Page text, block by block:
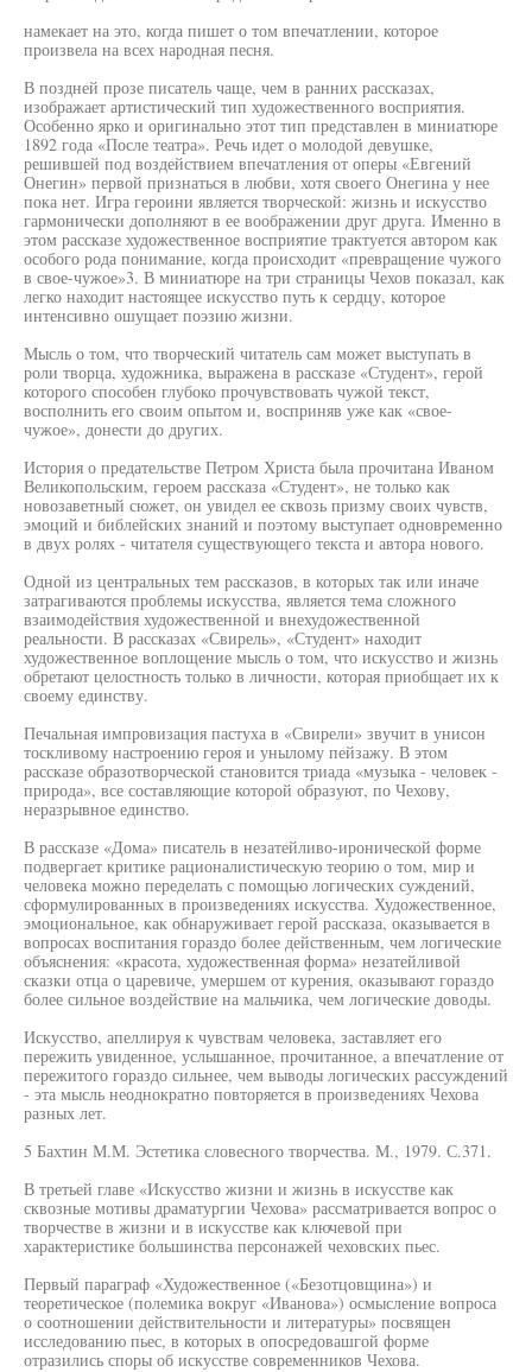
намекает на это, когда пишет о том впечатлении, которое
произвела на всех народная песня.
В поздней прозе писатель чаще, чем в ранних рассказах,
изображает артистический тип художественного восприятия.
Особенно ярко и оригинально этот тип представлен в миниатюре
1892 года «После театра». Речь идет о молодой девушке,
решившей под воздействием впечатления от оперы «Евгений
Онегин» первой признаться в любви, хотя своего Онегина у нее
пока нет. Игра героини является творческой: жизнь и искусство
гармонически дополняют в ее воображении друг друга. Именно в
этом рассказе художественное восприятие трактуется автором как
особого рода понимание, когда происходит «превращение чужого
в свое-чужое»3. В миниатюре на три страницы Чехов показал, как
легко находит настоящее искусство путь к сердцу, которое
интенсивно ошущает поэзию жизни.
Мысль о том, что творческий читатель сам может выступать в
роли творца, художника, выражена в рассказе «Студент», герой
которого способен глубоко прочувствовать чужой текст,
восполнить его своим опытом и, восприняв уже как «свое-
чужое», донести до других.
История о предательстве Петром Христа была прочитана Иваном
Великопольским, героем рассказа «Студент», не только как
новозаветный сюжет, он увидел ее сквозь призму своих чувств,
эмоций и библейских знаний и поэтому выступает одновременно
в двух ролях - читателя существующего текста и автора нового.
Одной из центральных тем рассказов, в которых так или иначе
затрагиваются проблемы искусства, является тема сложного
взаимодействия художественной и внехудожественной
реальности. В рассказах «Свирель», «Студент» находит
художественное воплощение мысль о том, что искусство и жизнь
обретают целостность только в личности, которая приобщает их к
своему единству.
Печальная импровизация пастуха в «Свирели» звучит в унисон
тоскливому настроению героя и унылому пейзажу. В этом
рассказе образотворческой становится триада «музыка - человек -
природа», все составляющие которой образуют, по Чехову,
неразрывное единство.
В рассказе «Дома» писатель в незатейливо-иронической форме
подвергает критике рационалистическую теорию о том, мир и
человека можно переделать с помощью логических суждений,
сформулированных в произведениях искусства. Художественное,
эмоциональное, как обнаруживает герой рассказа, оказывается в
вопросах воспитания гораздо более действенным, чем логические
объяснения: «красота, художественная форма» незатейливой
сказки отца о царевиче, умершем от курения, оказывают гораздо
более сильное воздействие на мальчика, чем логические доводы.
Искусство, апеллируя к чувствам человека, заставляет его
пережить увиденное, услышанное, прочитанное, а впечатление от
пережитого гораздо сильнее, чем выводы логических рассуждений
- эта мысль неоднократно повторяется в произведениях Чехова
разных лет.
5 Бахтин М.М. Эстетика словесного творчества. М., 1979. С.371.
В третьей главе «Искусство жизни и жизнь в искусстве как
сквозные мотивы драматургии Чехова» рассматривается вопрос о
творчестве в жизни и в искусстве как ключевой при
характеристике большинства персонажей чеховских пьес.
Первый параграф «Художественное («Безотцовщина») и
теоретическое (полемика вокруг «Иванова») осмысление вопроса
о соотношении действительности и литературы» посвящен
исследованию пьес, в которых в опосредовашгой форме
отразились споры об искусстве современников Чехова.